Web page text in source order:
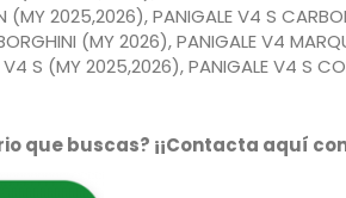
(MY 2025,2026), PANIGALE V4 S
(MY 2026), PANIGALE V4
V4 S (MY 2025,2026), PANIGALE V4 S
que buscas? ¡¡Contacta aquí